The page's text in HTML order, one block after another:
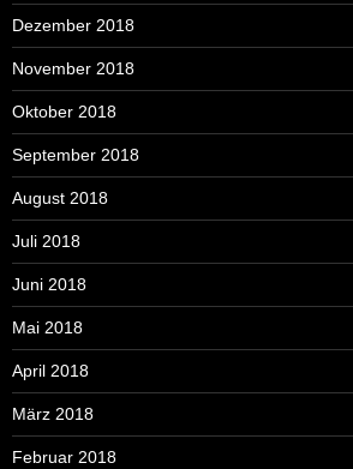
Dezember 2018
November 2018
Oktober 2018
September 2018
August 2018
Juli 2018
Juni 2018
Mai 2018
April 2018
März 2018
Februar 2018